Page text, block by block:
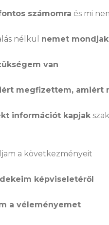
számomra és mi
nélkül nemet mondjak
van
megfizettem, amiért
információt kapjak
a következményeit
képviseletéről
a véleményemet